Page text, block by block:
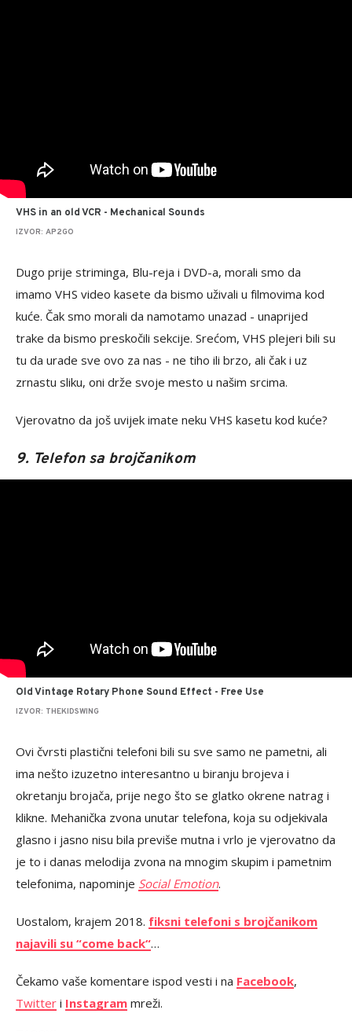
VHS in an old VCR - Mechanical Sounds
IZVOR: AP2GO
Dugo prije striminga, Blu-reja i DVD-a, morali smo da
imamo VHS video kasete da bismo uživali u filmovima kod
kuće. Čak smo morali da namotamo unazad - unaprijed
trake da bismo preskočili sekcije. Srećom, VHS plejeri bili su
tu da urade sve ovo za nas - ne tiho ili brzo, ali čak i uz
zrnastu sliku, oni drže svoje mesto u našim srcima.
Vjerovatno da još uvijek imate neku VHS kasetu kod kuće?
9. Telefon sa brojčanikom
Old Vintage Rotary Phone Sound Effect - Free Use
IZVOR: THEKIDSWING
Ovi čvrsti plastični telefoni bili su sve samo ne pametni, ali
ima nešto izuzetno interesantno u biranju brojeva i
okretanju brojača, prije nego što se glatko okrene natrag i
klikne. Mehanička zvona unutar telefona, koja su odjekivala
glasno i jasno nisu bila previše mutna i vrlo je vjerovatno da
je to i danas melodija zvona na mnogim skupim i pametnim
telefonima, napominje Social Emotion.
Uostalom, krajem 2018. fiksni telefoni s brojčanikom
najavili su “come back“…
Čekamo vaše komentare ispod vesti i na Facebook,
Twitter i Instagram mreži.